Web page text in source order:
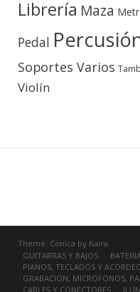
Librería Maza
Pedal
Soportes Varios
Violín
Theme: Conica by Kaira
GUITARRAS Y BAJOS
PIANOS, TECLADOS Y
GRABACIÓN, MICROFONOS, PA
CABLES Y CONECTORES